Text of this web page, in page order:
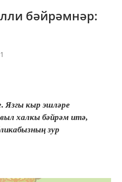
бәйрәмнәр:
Язгы кыр эшләре
халкы бәйрәм итә,
зур